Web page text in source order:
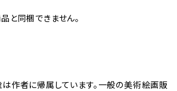
と同梱できません。
作者に帰属しています。一般の美術絵画販